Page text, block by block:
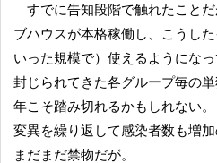
すでに告知段階で触れたことだが、このように地方のライ
ブハウスが本格稼働し、こうし
いった規模で）使えるようにな
封じられてきた各グループ毎の
年こそ踏み切れるかもしれない
変異を繰り返して感染者数も増
まだまだ禁物だが。